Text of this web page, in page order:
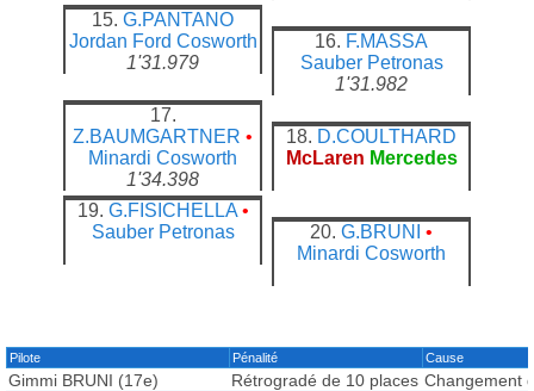
15. G.PANTANO
Jordan Ford Cosworth
1'31.979
16. F.MASSA
Sauber Petronas
1'31.982
17.
Z.BAUMGARTNER •
Minardi Cosworth
1'34.398
18. D.COULTHARD
McLaren Mercedes
19. G.FISICHELLA •
Sauber Petronas 20. G.BRUNI
•
Minardi Cosworth
Pilote Pénalité Cause
Gimmi BRUNI (17e) Rétrogradé de 10 places Changement